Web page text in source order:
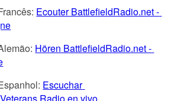
Ecouter BattlefieldRadio.net -
Hören BattlefieldRadio.net -
Escuchar
Radio en vivo